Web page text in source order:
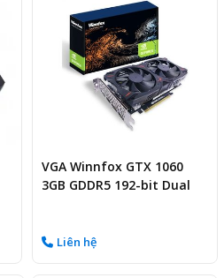
VGA Winnfox GTX 1060
3GB GDDR5 192-bit Dual
Liên hệ